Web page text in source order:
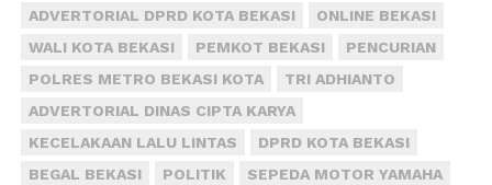
ADVERTORIAL DPRD KOTA BEKASI
ONLINE BEKASI
WALI KOTA BEKASI
PEMKOT BEKASI
PENCURIAN
POLRES METRO BEKASI KOTA
TRI ADHIANTO
ADVERTORIAL DINAS CIPTA KARYA
KECELAKAAN LALU LINTAS
DPRD KOTA BEKASI
BEGAL BEKASI
POLITIK
SEPEDA MOTOR YAMAHA